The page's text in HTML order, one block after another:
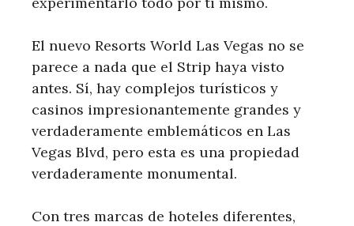
El nuevo Resorts World Las Vegas no se
parece a nada que el Strip haya visto
antes. Sí, hay complejos turísticos y
casinos impresionantemente grandes y
verdaderamente emblemáticos en Las
Vegas Blvd, pero esta es una propiedad
verdaderamente monumental.
Con tres marcas de hoteles diferentes,